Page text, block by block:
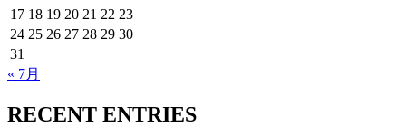
17 18 19 20 21 22 23
24 25 26 27 28 29 30
31
« 7月
RECENT ENTRIES